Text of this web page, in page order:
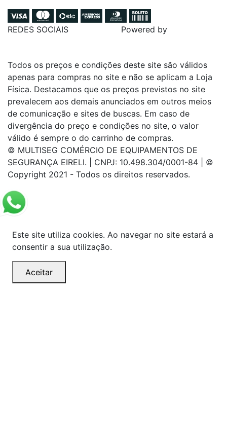
REDES SOCIAIS Powered by
Todos os preços e condições deste site são válidos
apenas para compras no site e não se aplicam a Loja
Física. Destacamos que os preços previstos no site
prevalecem aos demais anunciados em outros meios
de comunicação e sites de buscas. Em caso de
divergência do preço e condições no site, o valor
válido é sempre o do carrinho de compras.
© MULTISEG COMÉRCIO DE EQUIPAMENTOS DE
SEGURANÇA EIRELI. | CNPJ: 10.498.304/0001-84 | ©
Copyright 2021 - Todos os direitos reservados.
Este site utiliza cookies. Ao navegar no site estará a
consentir a sua utilização.
Aceitar